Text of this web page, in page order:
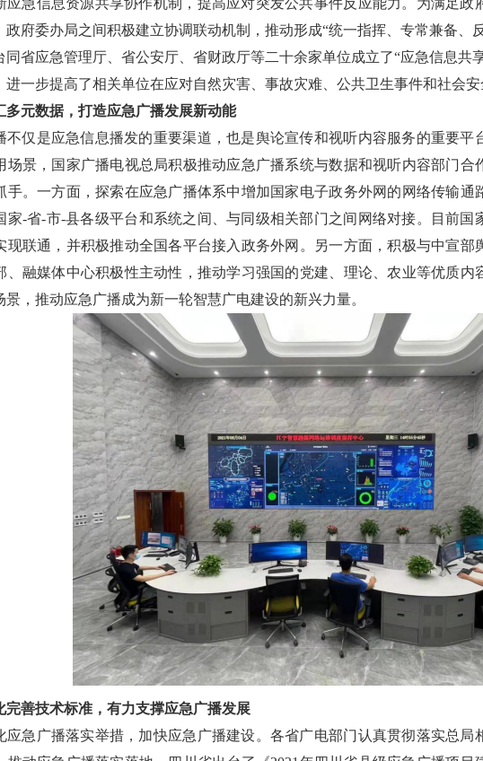
应急信息资源共享协作机制，提高应对突发公共事件反应能力。为满足政
政府委办局之间积极建立协调联动机制，推动形成“统一指挥、专常兼备、
同省应急管理厅、省公安厅、省财政厅等二十余家单位成立了“应急信息共
进一步提高了相关单位在应对自然灾害、事故灾难、公共卫生事件和社会安
多元数据，打造应急广播发展新动能
不仅是应急信息播发的重要渠道，也是舆论宣传和视听内容服务的重要平
场景，国家广播电视总局积极推动应急广播系统与数据和视听内容部门合
手。一方面，探索在应急广播体系中增加国家电子政务外网的网络传输通
家-省-市-县各级平台和系统之间、与同级相关部门之间网络对接。目前国
现联通，并积极推动全国各平台接入政务外网。另一方面，积极与中宣部
、融媒体中心积极性主动性，推动学习强国的党建、理论、农业等优质内
景，推动应急广播成为新一轮智慧广电建设的新兴力量。
完善技术标准，有力支撑应急广播发展
应急广播落实举措，加快应急广播建设。各省广电部门认真贯彻落实总局